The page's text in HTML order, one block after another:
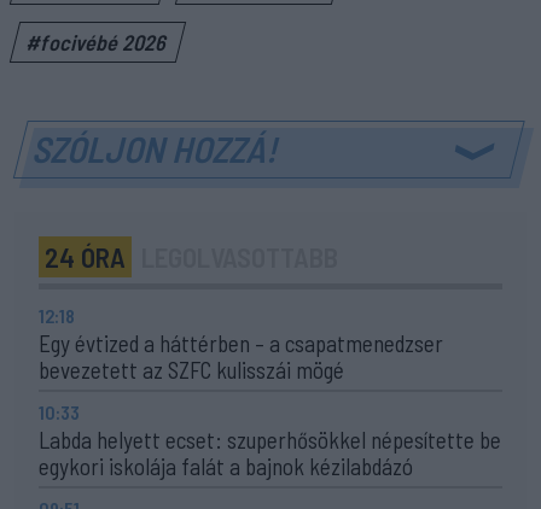
#focivébé 2026
SZÓLJON HOZZÁ!
24 ÓRA
12:18
Egy évtized a háttérben – a csapatmenedzser
bevezetett az SZFC kulisszái mögé
10:33
Labda helyett ecset: szuperhősökkel népesítette be
egykori iskolája falát a bajnok kézilabdázó